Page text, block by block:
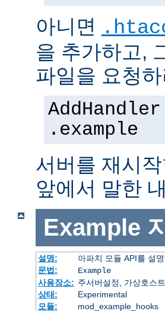
아니면
을 추가하고,
파일을 요청
.example
서버를 재시
앞에서 말한
Example
설명:
아파치 모듈 API를 설
문법:
Example
사용장소: 주서버설정, 가상호스
상태:
Experimental
모듈:
mod_example_hooks